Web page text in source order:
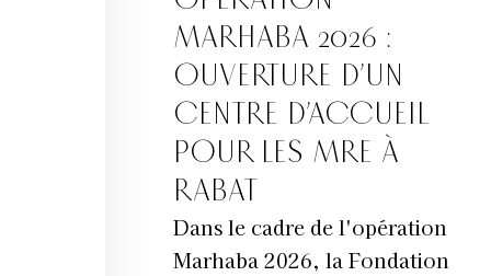
MARHABA 2026 :
OUVERTURE D’UN
CENTRE D’ACCUEIL
POUR LES MRE À
RABAT
Dans le cadre de l'opération
Marhaba 2026, la Fondation